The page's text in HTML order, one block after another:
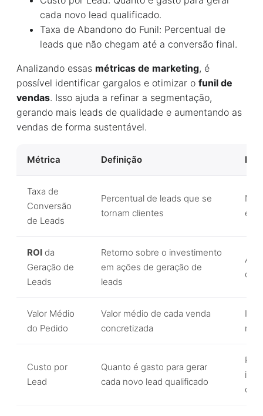
cada novo lead qualificado.
Taxa de Abandono do Funil: Percentual de
leads que não chegam até a conversão final.
Analizando essas métricas de marketing, é
possível identificar gargalos e otimizar o funil de
vendas. Isso ajuda a refinar a segmentação,
gerando mais leads de qualidade e aumentando as
vendas de forma sustentável.
Métrica Definição
Taxa de
Conversão
de Leads
Percentual de leads que se
tornam clientes
e
ROI da
Geração de
Leads
Retorno sobre o investimento
em ações de geração de
leads
dos
Valor Médio
do Pedido
Valor médio de cada venda
concretizada
Custo por
Lead
Quanto é gasto para gerar
cada novo lead qualificado
de